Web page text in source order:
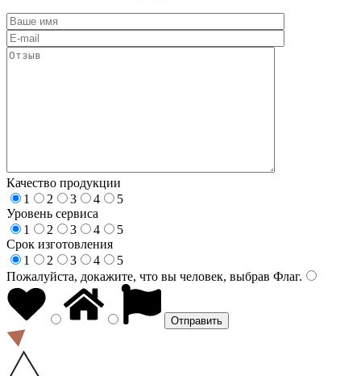
Качество продукции
1
2 3 4
5
Уровень сервиса
1
2 3 4
5
Срок изготовления
1
2 3 4
5
Пожалуйста, докажите, что вы человек, выбрав Флаг.